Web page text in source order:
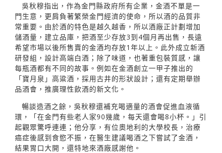
吳秋穆指出，作為金門縣政府所有企業，金酒不單是一
門生意，更肩負著繁榮金門經濟的使命，所以酒的品質非
常重要。由於酒的特色是越久越香，所以酒廠正計劃增加
儲酒量，建立品庫，把酒至少存放3到4個月再出售，長遠
希望市場以後所售賣的金酒均存放1年以上。此外成立新酒
研發組，設計高端白酒；除了味道，也著重包裝質感，讓
每瓶酒都有不同的故事。例如在金酒創立一甲子推出的
「寶月泉」高粱酒，採用古井的形狀設計；還有定期舉辦
品酒會，推廣理性飲酒的新文化。
暢談造酒之餘，吳秋穆還補充喝適量的酒會促進血液循
環，「在金門有些老人家90幾歲，每天還會喝8小杯。」引
起觀眾驚呼連連；他分享，有位奧地利的大學校長，治療
癌症後感到食慾不振，在醫生建議喝酒之下嘗試了金酒，
結果胃口大開，還特地來酒廠感謝他。